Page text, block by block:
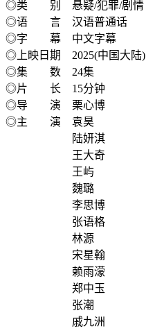
◎类 别 悬疑/犯罪/剧情
◎语 言 汉语普通话
◎字 幕 中文字幕
◎上映日期 2025(中国大陆)
◎集 数 24集
◎片 长 15分钟
◎导 演 栗心博
◎主 演 袁昊
陆妍淇
王大奇
王屿
魏璐
李思博
张语格
林源
宋星翰
赖雨濛
郑中玉
张潮
戚九洲